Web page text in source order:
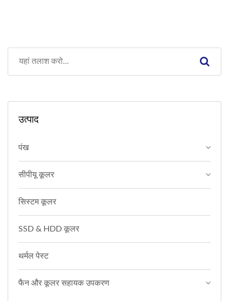
उत्पाद
पंख
सीपीयू कूलर
सिस्टम कूलर
SSD & HDD कूलर
थर्मल पेस्ट
फैन और कूलर सहायक उपकरण